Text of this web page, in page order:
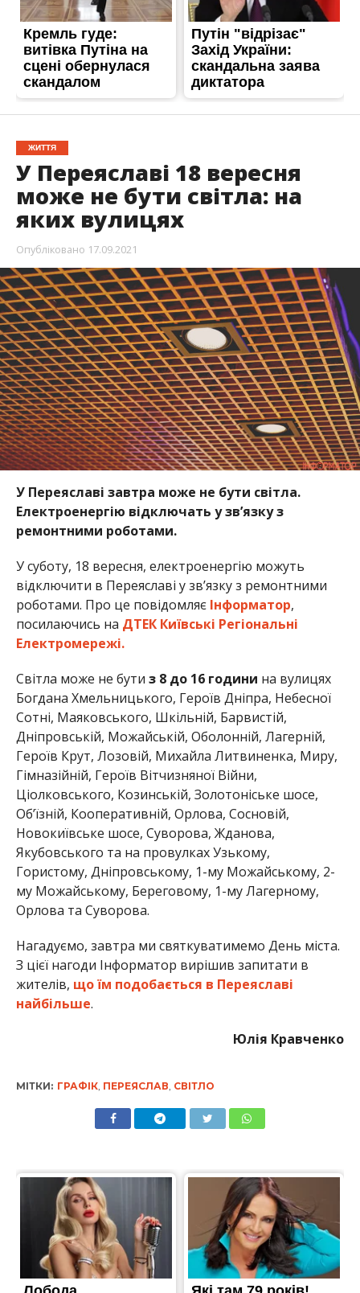
ЖИТТЯ
У Переяславі 18 вересня
може не бути світла: на
яких вулицях
Опубліковано 17.09.2021
У Переяславі завтра може не бути світла.
Електроенергію відключать у зв’язку з
ремонтними роботами.
У суботу, 18 вересня, електроенергію можуть
відключити в Переяславі у зв’язку з ремонтними
роботами. Про це повідомляє Інформатор,
посилаючись на ДТЕК Київські Регіональні
Електромережі.
Світла може не бути з 8 до 16 години на вулицях
Богдана Хмельницького, Героїв Дніпра, Небесної
Сотні, Маяковського, Шкільній, Барвистій,
Дніпровській, Можайській, Оболонній, Лагерній,
Героїв Крут, Лозовій, Михайла Литвиненка, Миру,
Гімназійній, Героїв Вітчизняної Війни,
Ціолковського, Козинській, Золотоніське шосе,
Об’їзній, Кооперативній, Орлова, Сосновій,
Новокиївське шосе, Суворова, Жданова,
Якубовського та на провулках Узькому,
Гористому, Дніпровському, 1-му Можайському, 2-
му Можайському, Береговому, 1-му Лагерному,
Орлова та Суворова.
Нагадуємо, завтра ми святкуватимемо День міста.
З цієї нагоди Інформатор вирішив запитати в
жителів, що їм подобається в Переяславі
найбільше.
Юлія Кравченко
МІТКИ: ГРАФІК, ПЕРЕЯСЛАВ СВІТЛО